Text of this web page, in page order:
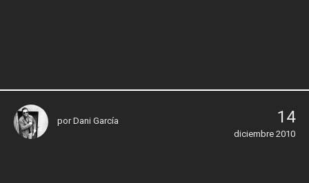
porDani García 14
diciembre 2010